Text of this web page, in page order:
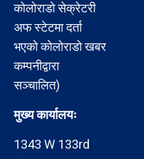
कोलोराडो सेक्रेटरी
अफ स्टेटमा दर्ता
भएको कोलोराडो खबर
कम्पनीद्वारा
सञ्चालित)
मुख्य कार्यालयः
1343 W 133rd